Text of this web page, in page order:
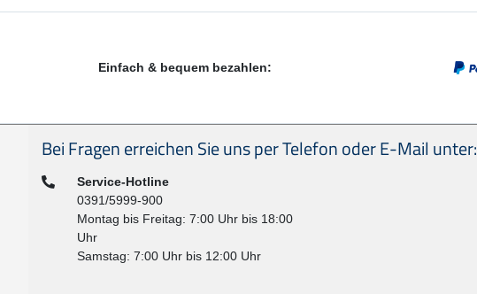
Einfach & bequem bezahlen:
Seitenfußbereich
Bei Fragen erreichen Sie uns per Telefon oder E-Mail unter:
Telefon:Service-Hotline
0391/5999-900
Montag bis Freitag: 7:00 Uhr bis 18:00
Uhr
Samstag: 7:00 Uhr bis 12:00 Uhr